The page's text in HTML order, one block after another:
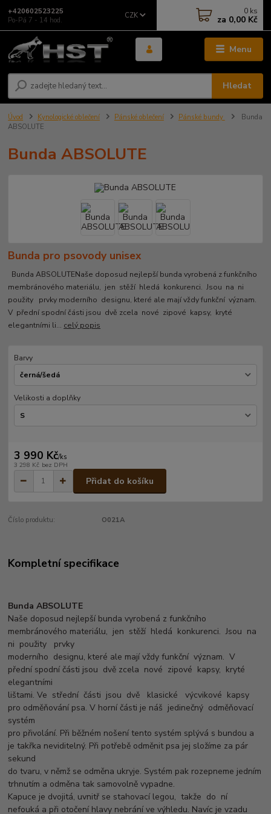
Menu
CZK
Hledat
+420602523225
Po-Pá 7 - 14 hod.
0 ks
za 0,00 Kč
Úvod Kynologické oblečení Pánské oblečení Pánské bundy
Bunda
ABSOLUTE
Bunda ABSOLUTE
Bunda pro psovody unisex
Bunda ABSOLUTENaše doposud nejlepší bunda vyrobená z funkčního
membránového materiálu, jen stěží hledá konkurenci. Jsou na ni
použity prvky moderního designu, které ale mají vždy funkční význam.
V přední spodní části jsou dvě zcela nové zipové kapsy, kryté
elegantními li... celý popis
Barvy
Velikosti a doplňky
3 990 Kč/ks
3 298 Kč bez DPH
Přidat do košíku
Číslo produktu: O021A
Kompletní specifikace
Bunda ABSOLUTE
Naše doposud nejlepší bunda vyrobená z funkčního
membránového materiálu, jen stěží hledá konkurenci. Jsou na
ni použity prvky
moderního designu, které ale mají vždy funkční význam. V
přední spodní části jsou dvě zcela nové zipové kapsy, kryté
elegantními
lištami. Ve střední části jsou dvě klasické výcvikové kapsy
pro odměňování psa. V horní části je náš jedinečný odměňovací
systém
pro přivolání. Při běžném nošení tento systém splývá s bundou a
je takřka neviditelný. Při potřebě odměnit psa jej složíme za pár
sekund
do tvaru, v němž se odměna ukryje. Systém pak rozepneme jedním
trhnutím a odměna tak samovolně vypadne.
Kapuce je dvojitá, uvnitř se stahovací legou, takže do ní
nefouká a při otočení hlavy nebrání ve výhledu. Navíc je vzadu